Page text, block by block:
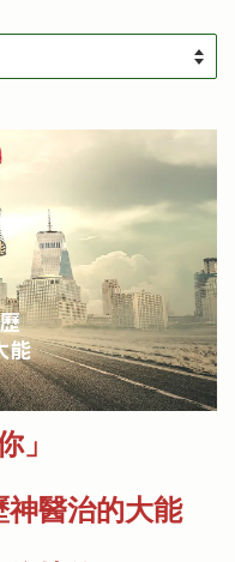
」
神醫治的大能